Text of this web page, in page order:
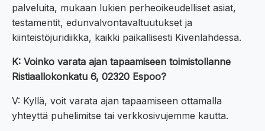
palveluita, mukaan lukien perheoikeudelliset asiat,
testamentit, edunvalvontavaltuutukset ja
kiinteistöjuridiikka, kaikki paikallisesti Kivenlahdessa.
K: Voinko varata ajan tapaamiseen toimistollanne
Ristiaallokonkatu 6, 02320 Espoo?
V: Kyllä, voit varata ajan tapaamiseen ottamalla
yhteyttä puhelimitse tai verkkosivujemme kautta.